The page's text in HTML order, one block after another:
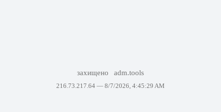
захищено adm.tools
216.73.217.64 — 8/7/2026, 4:45:29 AM